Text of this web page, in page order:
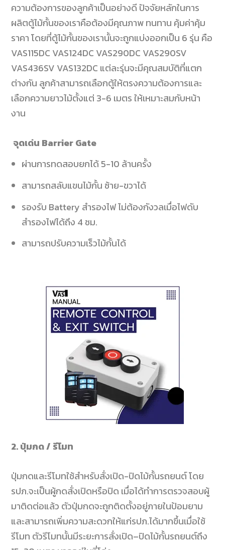
ความต้องการของลูกค้าเป็นอย่างดี ปัจจัยหลักในการ
ผลิตตู้ไม้กั้นของเราคือต้องมีคุณภาพ ทนทาน คุ้มค่าคุ้ม
ราคา โดยที่ตู้ไม้กั้นของเรานั้นจะถูกแบ่งออกเป็น 6 รุ่น คือ
VAS115DC VAS124DC VAS290DC VAS290SV
VAS436SV VAS132DC แต่ละรุ่นจะมีคุณสมบัติที่แตก
ต่างกัน ลูกค้าสามารถเลือกตู้ให้ตรงความต้องการและ
เลือกความยาวไม้ตั้งแต่ 3-6 เมตร ให้เหมาะสมกับหน้า
งาน
จุดเด่น Barrier Gate
ผ่านการทดสอบยกได้ 5-10 ล้านครั้ง
สามารถสลับแขนไม้กั้น ซ้าย-ขวาได้
รองรับ Battery สำรองไฟ ไม่ต้องกังวลเมื่อไฟดับ
สำรองไฟได้ถึง 4ชม.
สามารถปรับความเร็วไม้กั้นได้
2. ปุ่มกด/ รีโมท
ปุ่มกดและรีโมทใช้สำหรับสั่งเปิด-ปิดไม้กั้นรถยนต์ โดย
รปภ.จะเป็นผู้กดสั่งเปิดหรือปิด เมื่อได้ทำการตรวจสอบผู้
มาติดต่อแล้ว ตัวปุ่มกดจะถูกติดตั้งอยู่ภายในป้อมยาม
และสามารถเพิ่มความสะดวกให้แก่รปภ.ได้มากขึ้นเมื่อใช้
รีโมท ตัวรีโมทนั้นมีระยะการสั่งเปิด–ปิดไม้กั้นรถยนต์ถึง